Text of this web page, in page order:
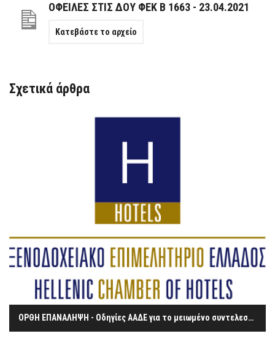
ΟΦΕΙΛΕΣ ΣΤΙΣ ΔΟΥ ΦΕΚ B 1663 - 23.04.2021
Κατεβάστε το αρχείο
Σχετικά άρθρα
ΟΡΘΗ ΕΠΑΝΑΛΗΨΗ - Οδηγίες ΑΑΔΕ για το μειωμένο συντελεστή του ΦΠΑ στην εστίαση